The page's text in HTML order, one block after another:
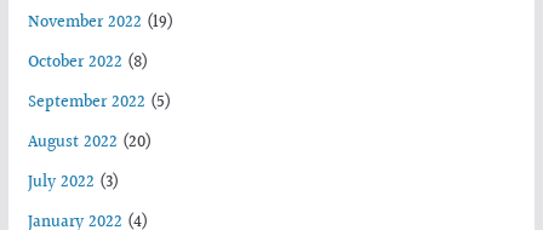
November 2022 (19)
October 2022 (8)
September 2022 (5)
August 2022 (20)
July 2022 (3)
January 2022 (4)